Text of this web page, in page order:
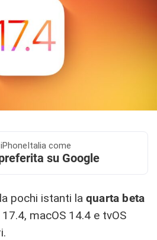
iPhoneItalia come
su Google
pochi istanti la quarta beta
17.4, macOS 14.4 e tvOS